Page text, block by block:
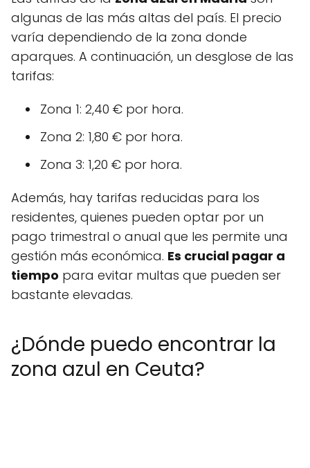
algunas de las más altas del país. El precio
varía dependiendo de la zona donde
aparques. A continuación, un desglose de las
tarifas:
Zona 1: 2,40 € por hora.
Zona 2: 1,80 € por hora.
Zona 3: 1,20 € por hora.
Además, hay tarifas reducidas para los
residentes, quienes pueden optar por un
pago trimestral o anual que les permite una
gestión más económica. Es crucial pagar a
tiempo para evitar multas que pueden ser
bastante elevadas.
¿Dónde puedo encontrar la
zona azul en Ceuta?